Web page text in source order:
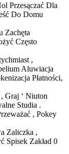
Przesączać Dla
Do Domu
Zachęta
Często
,
Aluwiacja
Płatności,
Graj ‘ Niuton
Studia .
, Pokey
Zaliczka ,
Spisek Zakład 0